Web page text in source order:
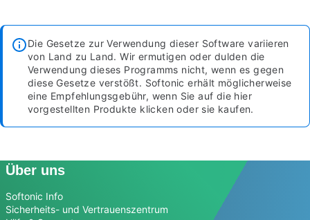
Die Gesetze zur Verwendung dieser Software variieren
von Land zu Land. Wir ermutigen oder dulden die
Verwendung dieses Programms nicht, wenn es gegen
diese Gesetze verstößt. Softonic erhält möglicherweise
eine Empfehlungsgebühr, wenn Sie auf die hier
vorgestellten Produkte klicken oder sie kaufen.
Über uns
Softonic Info
Sicherheits- und Vertrauenszentrum